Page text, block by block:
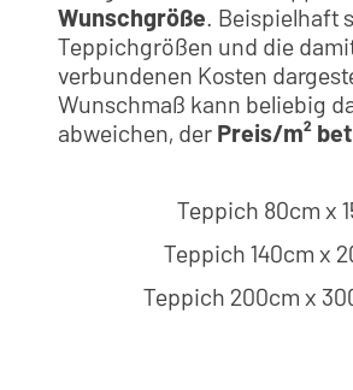
Wunschgröße. Beispielhaft
Teppichgrößen und die
verbundenen Kosten
Wunschmaß kann beliebig
abweichen, der Preis/m²
Teppich 80cm x
Teppich 140cm x
Teppich 200cm x